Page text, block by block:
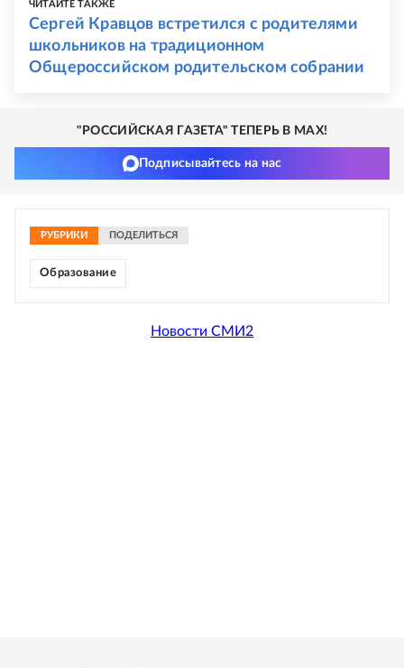
ЧИТАЙТЕ ТАКЖЕ
Сергей Кравцов встретился с родителями
школьников на традиционном
Общероссийском родительском собрании
"РОССИЙСКАЯ ГАЗЕТА" ТЕПЕРЬ В MAX!
Подписывайтесь на нас
РУБРИКИ ПОДЕЛИТЬСЯ
Образование
Новости СМИ2